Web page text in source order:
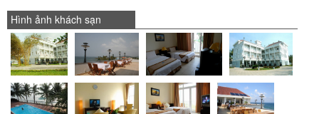
Hình ảnh khách sạn